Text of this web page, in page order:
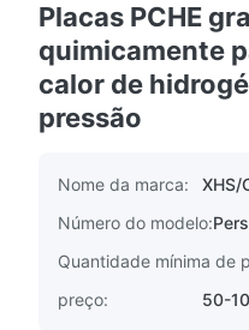
Placas PCHE
quimicamente
calor de
pressão
Nome da marca:
XHS/
Número do modelo:
Quantidade mínima de
preço:
50-